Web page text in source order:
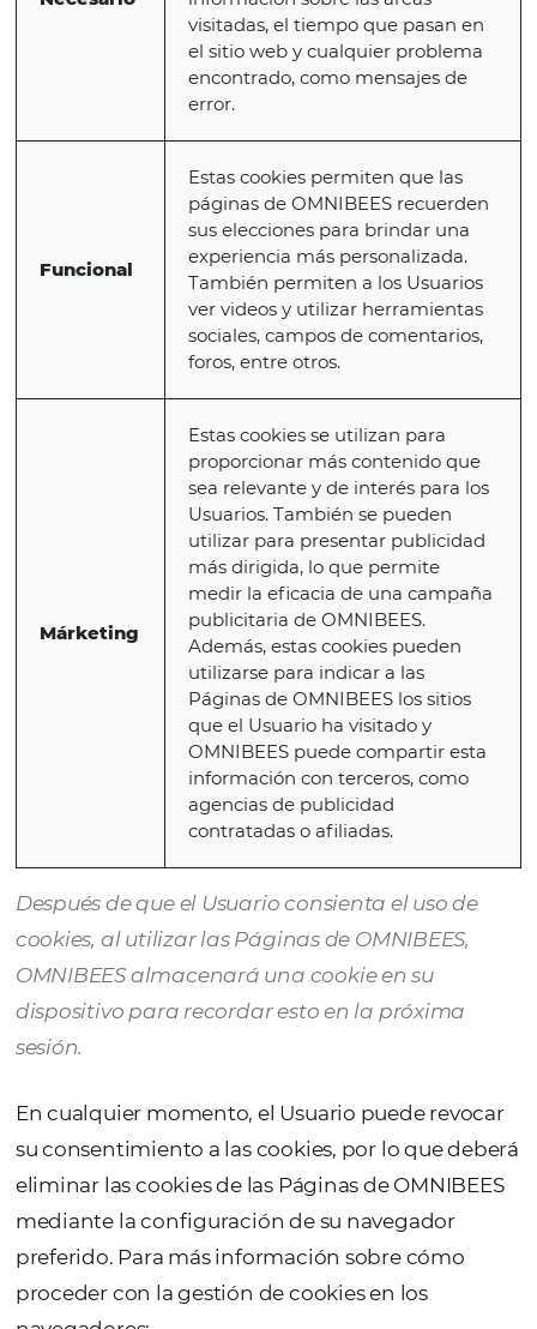
sobre el uso de nuestros sitios web y
ayudando a mejorar sus estructuras y
sus futuras actividades y experiencias en las
¿LO QUE HACEN?
Estas cookies nos ayudan a
comprender cómo
visitantes con las páginas de
OMNIBEES, brindando
información sobre las áreas
visitadas, el tiempo que
el sitio web y cualquier
encontrado, como mensajes
error.
Estas cookies permiten que
páginas de OMNIBEES
sus elecciones para brindar
experiencia más
También permiten a los
ver videos y utilizar
sociales, campos de
proporcionar más contenido
sea relevante y de interés
Usuarios. También se pueden
utilizar para presentar
más dirigida, lo que permite
medir la eficacia de una
publicitaria de OMNIBEES.